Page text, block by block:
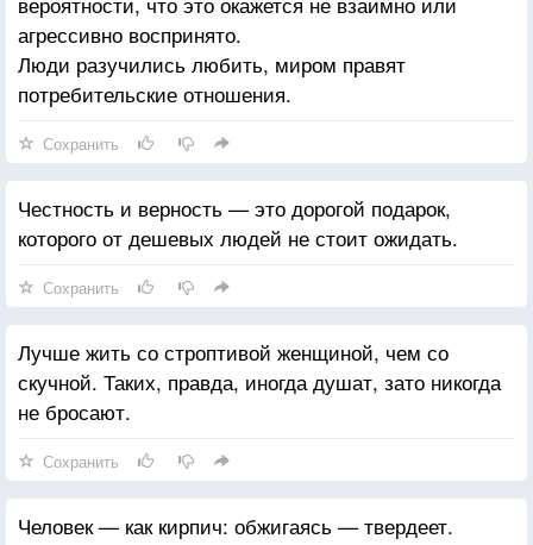
агрессивно воспринято.
Люди разучились любить, миром правят
потребительские отношения.
Сохранить
Честность и верность — это дорогой подарок,
которого от дешевых людей не стоит ожидать.
Сохранить
Лучше жить со строптивой женщиной, чем со
скучной. Таких, правда, иногда душат, зато никогда
не бросают.
Сохранить
Человек — как кирпич: обжигаясь — твердеет.